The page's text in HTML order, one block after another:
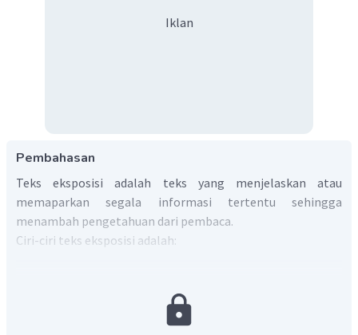
Iklan
Pembahasan
Teks eksposisi adalah teks yang menjelaskan atau
memaparkan segala informasi tertentu sehingga
menambah pengetahuan dari pembaca.
Ciri-ciri teks eksposisi adalah:
Biasanya menjawab pertanyaan apa, siapa, kapan,
dimana, mengapa, bagaimana.